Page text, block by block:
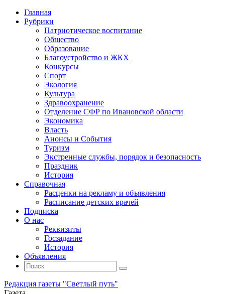
Главная
Рубрики
Патриотическое воспитание
Общество
Образование
Благоустройство и ЖКХ
Конкурсы
Спорт
Экология
Культура
Здравоохранение
Отделение СФР по Ивановской области
Экономика
Власть
Анонсы и События
Туризм
Экстренные службы, порядок и безопасность
Праздник
История
Справочная
Расценки на рекламу и объявления
Расписание детских врачей
Подписка
О нас
Реквизиты
Госзадание
История
Объявления
Поиск
Искать:
Поиск
Редакция газеты "Светлый путь"